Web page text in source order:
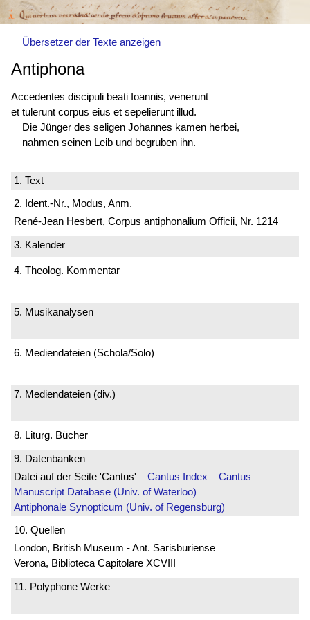
Übersetzer der Texte anzeigen
Antiphona
Accedentes discipuli beati Ioannis, venerunt
et tulerunt corpus eius et sepelierunt illud.
Die Jünger des seligen Johannes kamen herbei,
nahmen seinen Leib und begruben ihn.
1. Text
2. Ident.-Nr., Modus, Anm.
René-Jean Hesbert, Corpus antiphonalium Officii, Nr. 1214
3. Kalender
4. Theolog. Kommentar
5. Musikanalysen
6. Mediendateien (Schola/Solo)
7. Mediendateien (div.)
8. Liturg. Bücher
9. Datenbanken
Datei auf der Seite 'Cantus' Cantus Index
Cantus
Manuscript Database (Univ. of Waterloo)
Antiphonale Synopticum (Univ. of Regensburg)
10. Quellen
London, British Museum - Ant. Sarisburiense
Verona, Biblioteca Capitolare XCVIII
11. Polyphone Werke